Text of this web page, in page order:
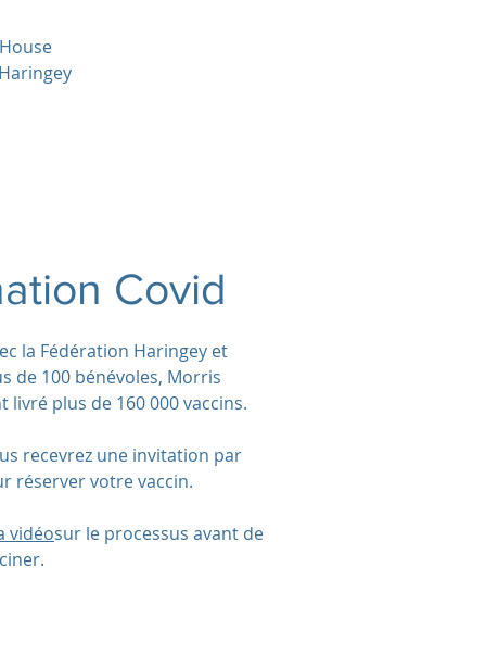
Covid
la Fédération Haringey et
de 100 bénévoles, Morris
livré plus de 160 000 vaccins.
recevrez une invitation par
réserver votre vaccin.
vidéosur le processus avant de